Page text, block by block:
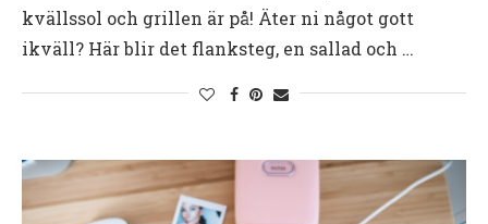
kvällssol och grillen är på! Äter ni något gott
ikväll? Här blir det flanksteg, en sallad och …